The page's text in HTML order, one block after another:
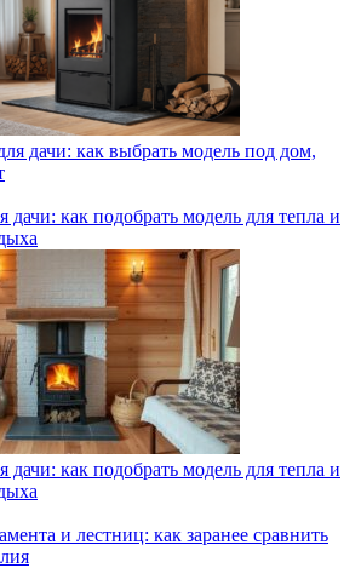
дачи: как выбрать модель под дом,
дачи: как подобрать модель для тепла и
дачи: как подобрать модель для тепла и
и лестниц: как заранее сравнить